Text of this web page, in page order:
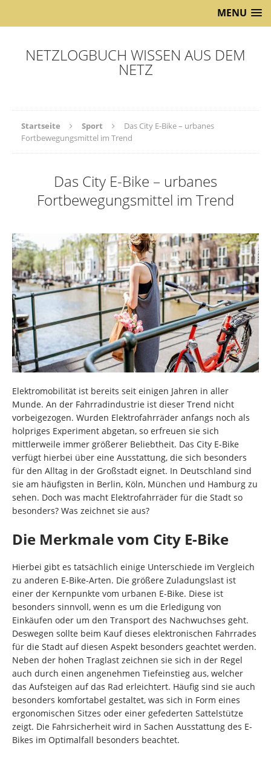
MENU
NETZLOGBUCH WISSEN AUS DEM
NETZ
Startseite Sport
Das City E-Bike – urbanes
Fortbewegungsmittel im Trend
Das City E-Bike – urbanes
Fortbewegungsmittel im Trend
Elektromobilität ist bereits seit einigen Jahren in aller
Munde. An der Fahrradindustrie ist dieser Trend nicht
vorbeigezogen. Wurden Elektrofahrräder anfangs noch als
holpriges Experiment abgetan, so erfreuen sie sich
mittlerweile immer größerer Beliebtheit. Das City E-Bike
verfügt hierbei über eine Ausstattung, die sich besonders
für den Alltag in der Großstadt eignet. In Deutschland sind
sie am häufigsten in Berlin, Köln, München und Hamburg zu
sehen. Doch was macht Elektrofahrräder für die Stadt so
besonders? Was zeichnet sie aus?
Die Merkmale vom City E-Bike
Hierbei gibt es tatsächlich einige Unterschiede im Vergleich
zu anderen E-Bike-Arten. Die größere Zuladungslast ist
einer der Kernpunkte vom urbanen E-Bike. Diese ist
besonders sinnvoll, wenn es um die Erledigung von
Einkäufen oder um den Transport des Nachwuchses geht.
Deswegen sollte beim Kauf dieses elektronischen Fahrrades
für die Stadt auf diesen Aspekt besonders geachtet werden.
Neben der hohen Traglast zeichnen sie sich in der Regel
auch durch einen angenehmen Tiefeinstieg aus, welcher
das Aufsteigen auf das Rad erleichtert. Häufig sind sie auch
besonders komfortabel gestaltet, was sich in Form eines
ergonomischen Sitzes oder einer gefederten Sattelstütze
zeigt. Die Fahrsicherheit wird in Sachen Ausstattung des E-
Bikes im Optimalfall besonders beachtet.